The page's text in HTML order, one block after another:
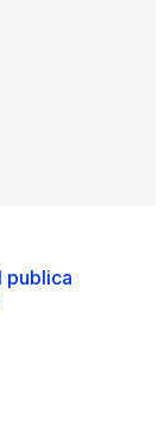
publica